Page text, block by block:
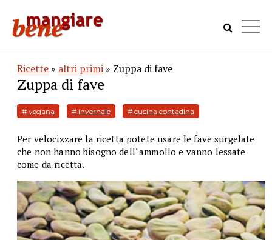
Ricette » altri primi » Zuppa di fave
Zuppa di fave
# vegana # invernale # cucina contadina
Per velocizzare la ricetta potete usare le fave surgelate
che non hanno bisogno dell' ammollo e vanno lessate
come da ricetta.